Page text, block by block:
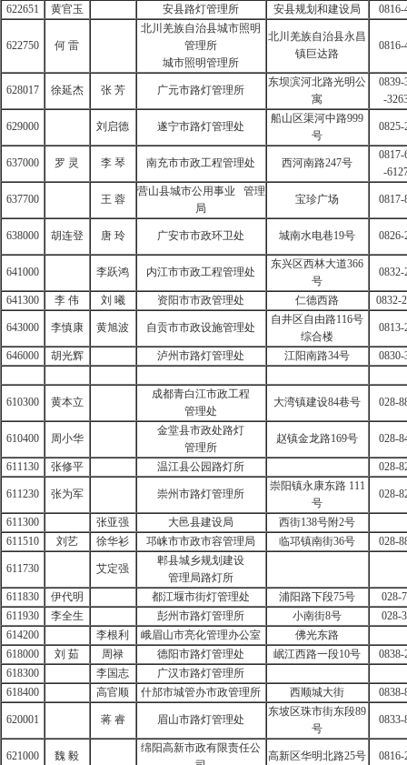
622651
黄官玉 安县路灯管理所 安县规划和建设局 0816-
622750 何 雷
北川羌族自治县城市照明
管理所
城市照明管理所
北川羌族自治县永昌
镇巨达路
0816-
628017 徐延杰 张 芳 广元市路灯管理所
东坝滨河北路光明公
寓
0839-
-
629000 刘启德 遂宁市路灯管理处
船山区渠河中路999
号
0825-
637000 罗 灵 李 琴 南充市市政工程管理处 西河南路247号
0817-
-
637700 王 蓉
营山县城市公用事业
管理
局
宝珍广场 0817-
638000 胡连登 唐 玲 广安市市政环卫处 城南水电巷19号 0826-
641000 李跃鸿 内江市市政工程管理处
东兴区西林大道366
号
0832-
641300 李 伟 刘 曦 资阳市市政管理处 仁德西路 0832-
643000 李慎康 黄旭波 自贡市市政设施管理处
自井区自由路116号
综合楼
0813-
646000 胡光辉 泸州市路灯管理处 江阳南路34号 0830-
610300 黄本立
成都青白江市政工程
管理处
大湾镇建设84巷号 028-
610400 周小华
金堂县市政处路灯
管理所
赵镇金龙路169号 028-
611130 张修平 温江县公园路灯所 028-
611230 张为军 崇州市路灯管理所
崇阳镇永康东路 111
号
028-
611300 张亚强 大邑县建设局
西街138号附2号
611510
刘艺 徐华衫 邛崃市市政市容管理局 临邛镇南街36号 028-
611730 艾定强
郫县城乡规划建设
管理局路灯所
611830
伊代明 都江堰市街灯管理处 浦阳路下段75号
028-
611930
李全生 彭州市路灯管理所 小南街8号
028-
614200
李根利 峨眉山市亮化管理办公室
佛光东路
618000
刘 茹 周禄 德阳市路灯管理处 岷江西路一段10号
0838-
618300
李国志
广汉市路灯管理所
618400
高官顺 什邡市城管办市政管理所 西顺城大街 0838-
620001 蒋 睿 眉山市路灯管理处
东坡区珠市街东段89
号
0833-
621000 魏 毅
绵阳高新市政有限责任公
高新区华明北路25号 0816-